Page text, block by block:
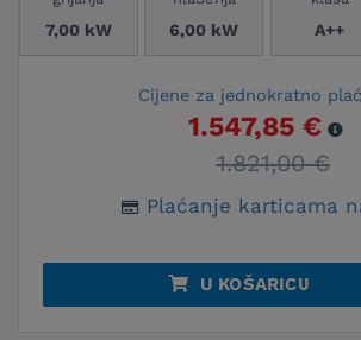
7,00 kW 6,00 kW A++
Cijene za jednokratno
1.547,85 €
1.821,00 €
Plaćanje karticama
U KOŠARICU